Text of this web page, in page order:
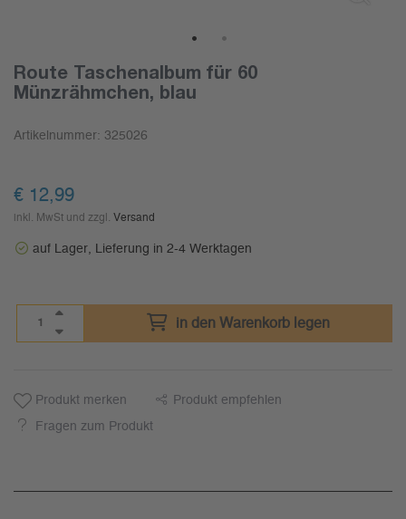
Route Taschenalbum für 60
Münzrähmchen, blau
Artikelnummer: 325026
€ 12,99
inkl. MwSt und zzgl. Versand
auf Lager, Lieferung in 2-4 Werktagen
in den Warenkorb legen
Produkt merken Produkt empfehlen
Fragen zum Produkt